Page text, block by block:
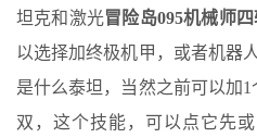
坦克和激光冒险岛095机械师
以选择加终极机甲，或者机器
是什么泰坦，当然之前可以加
双，这个技能，可以点它先